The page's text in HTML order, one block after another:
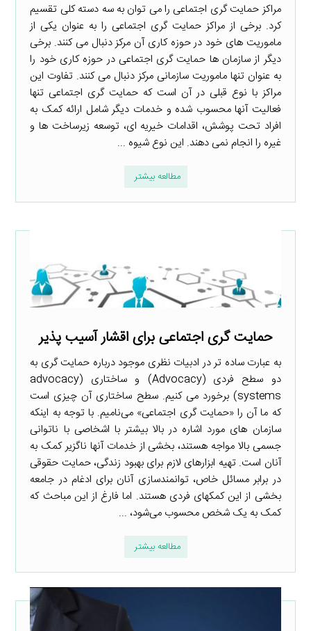
مراکز حمایت گری اجتماعی را می توان به سه دسته کلی تقسیم
کرد. برخی از مراکز حمایت گری اجتماعی را به عنوان یکی از
ماموریت های خود در حوزه کاری آن مرکز دنبال می کنند. برخی
دیگر از سازمان ها حمایت گری اجتماعی در حوزه کاری خود را
به عنوان تنها ماموریت سازمانی مرکز دنبال می کنند. تفاوت این
مراکز با نوع قبلی در آن است که حمایت گری اجتماعی تنها
فعالیت آنها محسوب شده و خدمات دیگر شامل ارائه کمک به
افراد تحت پوشش، اقدامات خیریه ای، توسعه زیرساخت ها و
غیره را انجام نمی دهند. این نوع شیوه ...
مطالعه بیشتر
حمایت گری اجتماعی برای اقشار آسیب پذیر
به عبارت ساده­ تر در ادبیات نظری موجود درباره حمایت­ گری به
دو سطح فردی (Advocacy) و ساختاری (advocacy
systems) برخورد می­ کنیم. سطح ساختاری آن چیزی است
که ما آن را «حمایت­ گری اجتماعی» می­‌نامیم. با توجه به اینکه
سازمان­ های مورد اشاره در بالا بیشتر با اشخاصی با ناتوانی
جسمی بالا مواجه هستند، بخشی از خدمات آنها ناگزیر کمک به
آنان است. تهیه ابزارهای لازم برای بهبود زندگی، حمایت حقوقی
در برابر مسائل خاص، توانمندسازی آنان برای ادغام در جامعه
بخشی از این کمک­های فردی هستند. اما فارغ از این مباحث که
کمک به یک شخص محسوب می‌­شود، ...
مطالعه بیشتر